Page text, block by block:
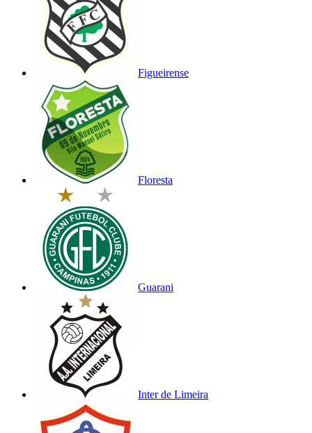
Figueirense
Floresta
Guarani
Inter de Limeira